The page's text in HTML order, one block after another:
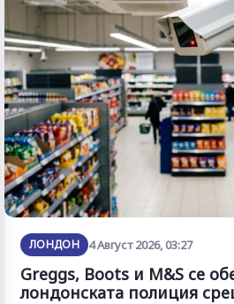
ЛОНДОН 4 Август 2026, 03:27
Greggs, Boots и M&S се
лондонската полиция